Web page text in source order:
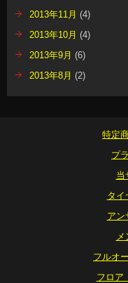
2013年11月 (4)
2013年10月 (4)
2013年9月 (6)
2013年8月 (2)
特定
プ
当
タイ
アン
メ
フルオ
フロ